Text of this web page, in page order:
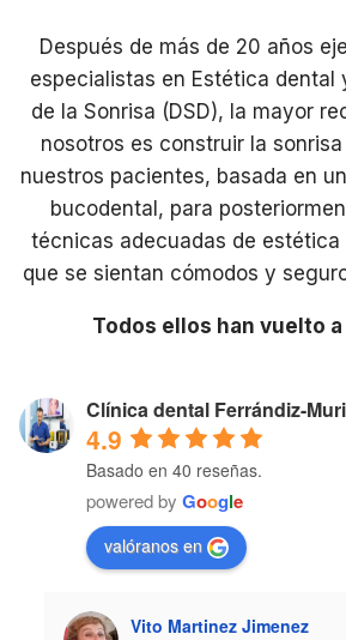
Después de más de 20 años
especialistas en Estética dental
de la Sonrisa (DSD), la mayor
nosotros es construir la
nuestros pacientes, basada en
bucodental, para
técnicas adecuadas de estética
que se sientan cómodos y
Todos ellos han vuelto
Clínica dental Ferrándiz-
4.9
Basado en 40 reseñas.
powered by Google
valóranos en
Vito Martinez Jimenez